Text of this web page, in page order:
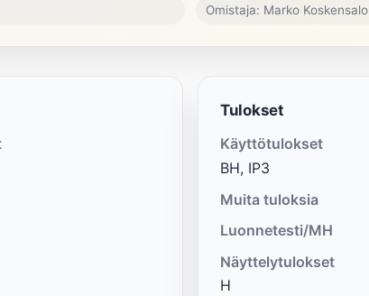
Omistaja: Marko Koskensalo
Tulokset
Käyttötulokset
BH, IP3
Muita tuloksia
Luonnetesti/MH
Näyttelytulokset
H